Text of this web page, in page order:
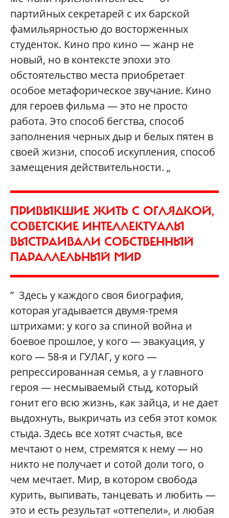
партийных секретарей с их барской
фамильярностью до восторженных
студенток. Кино про кино — жанр не
новый, но в контексте эпохи это
обстоятельство места приобретает
особое метафорическое звучание. Кино
для героев фильма — это не просто
работа. Это способ бегства, способ
заполнения черных дыр и белых пятен в
своей жизни, способ искупления, способ
замещения действительности. „
ПРИВЫКШИЕ ЖИТЬ С ОГЛЯДКОЙ,
СОВЕТСКИЕ ИНТЕЛЛЕКТУАЛЫ
ВЫСТРАИВАЛИ СОБСТВЕННЫЙ
ПАРАЛЛЕЛЬНЫЙ МИР
” Здесь у каждого своя биография,
которая угадывается двумя-тремя
штрихами: у кого за спиной война и
боевое прошлое, у кого — эвакуация, у
кого — 58-я и ГУЛАГ, у кого —
репрессированная семья, а у главного
героя — несмываемый стыд, который
гонит его всю жизнь, как зайца, и не дает
выдохнуть, выкричать из себя этот комок
стыда. Здесь все хотят счастья, все
мечтают о нем, стремятся к нему — но
никто не получает и сотой доли того, о
чем мечтает. Мир, в котором свобода
курить, выпивать, танцевать и любить —
это и есть результат «оттепели», и любая